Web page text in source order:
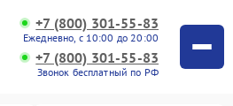
+7 (800) 301-55-83
Ежедневно, с 10:00 до 20:00
+7 (800) 301-55-83
Звонок бесплатный по РФ